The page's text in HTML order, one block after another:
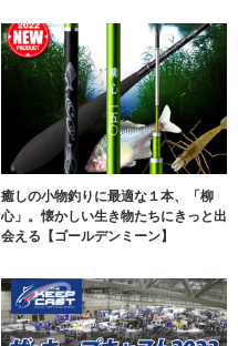
癒しの小物釣りに最適な１本、「柳
心」。懐かしい生き物たちにきっと出
会える【ゴールデンミーン】